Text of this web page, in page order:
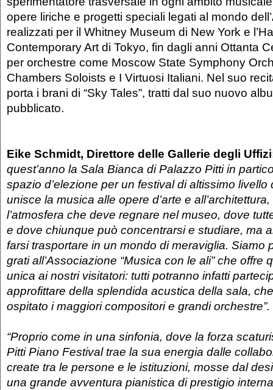
opere liriche e progetti speciali legati al mondo
realizzati per il Whitney Museum di New York e
Contemporary Art di Tokyo, fin dagli anni Ottanta
per orchestre come Moscow State Symphony
Chambers Soloists e I Virtuosi Italiani. Nel suo
porta i brani di “Sky Tales”, tratti dal suo nuovo
pubblicato.
Eike Schmidt, Direttore delle Gallerie degli
quest’anno la Sala Bianca di Palazzo Pitti in
spazio d’elezione per un festival di altissimo livello
unisce la musica alle opere d’arte e
l’atmosfera che deve regnare nel museo, dove
e dove chiunque può concentrarsi e studiare, ma
farsi trasportare in un mondo di meraviglia. Siamo
grati all’Associazione “Musica con le ali” che offre
unica ai nostri visitatori: tutti potranno infatti
approfittare della splendida acustica della sala,
ospitato i maggiori compositori e grandi orchestre”.
“Proprio come in una sinfonia, dove la forza
Pitti Piano Festival trae la sua energia dalle
create tra le persone e le istituzioni, mosse dal
una grande avventura pianistica di prestigio